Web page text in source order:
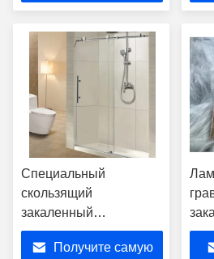
Специальный
скользящий
закаленный
стеклянный душный
экран из нержавеющей
Получите самую